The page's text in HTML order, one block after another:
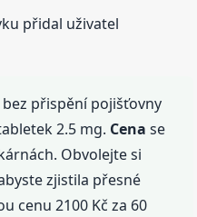
přidal uživatel
bez přispění pojišťovny
2.5 mg. Cena se
Obvolejte si
zjistila přesné
cenu 2100 Kč za 60